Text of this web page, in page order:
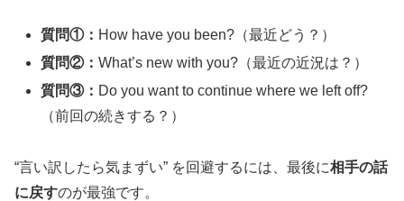
質問①： How have you been?（最近どう？）
質問②：What’s new with you?（最近の近況は？）
質問③： Do you want to continue where we left off?
（前回の続きする？）
“言い訳したら気まずい” を回避するには、最後に相手の話
に戻すのが最強です。